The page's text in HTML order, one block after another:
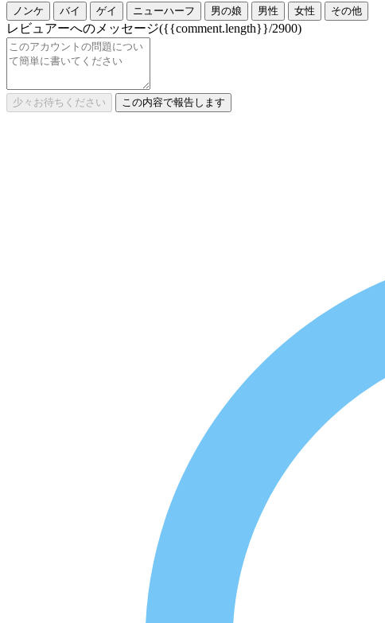
ノンケ バイ ゲイ ニューハーフ 男の娘 男性 女性 その他
レビュアーへのメッセージ({{comment.length}}/2900)
少々お待ちください この内容で報告します